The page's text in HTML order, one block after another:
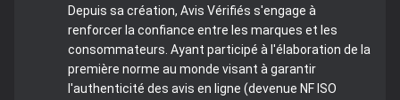
Depuis sa création, Avis Vérifiés s'engage à
renforcer la confiance entre les marques et les
consommateurs. Ayant participé à l'élaboration de la
première norme au monde visant à garantir
l'authenticité des avis en ligne (devenue NF ISO